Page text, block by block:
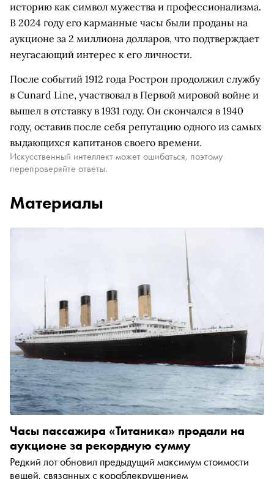
историю как символ мужества и профессионализма.
В 2024 году его карманные часы были проданы на
аукционе за 2 миллиона долларов, что подтверждает
неугасающий интерес к его личности.
После событий 1912 года Рострон продолжил службу
в Cunard Line, участвовал в Первой мировой войне и
вышел в отставку в 1931 году. Он скончался в 1940
году, оставив после себя репутацию одного из самых
выдающихся капитанов своего времени.
Искусственный интеллект может ошибаться, поэтому
перепроверяйте ответы.
Материалы
Часы пассажира «Титаника» продали на
аукционе за рекордную сумму
Редкий лот обновил предыдущий максимум стоимости
вещей, связанных с кораблекрушением